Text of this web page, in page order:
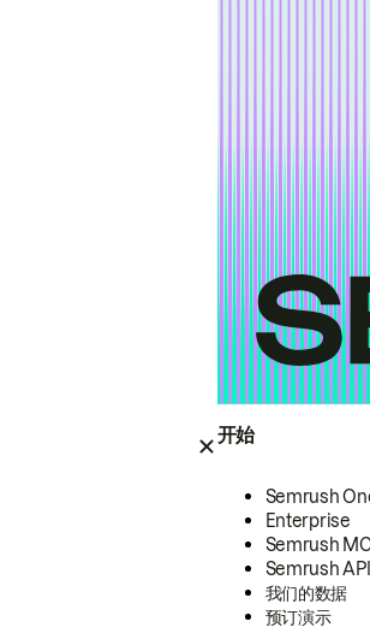
开始
Semrush
Enterprise
Semrush
Semrush API
我们的数据
预订演示